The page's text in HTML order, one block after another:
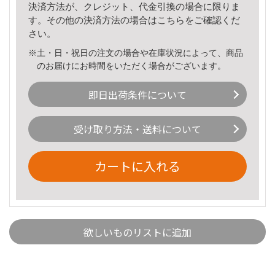
決済方法が、クレジット、代金引換の場合に限りま
す。その他の決済方法の場合はこちら をご確認くだ
さい。
※土・日・祝日の注文の場合や在庫状況によって、商品
のお届けにお時間をいただく場合がございます。
即日出荷条件について
受け取り方法・送料について
カートに入れる
欲しいものリストに追加